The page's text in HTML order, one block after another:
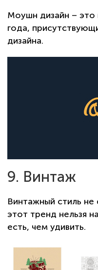
Моушн дизайн – это
года,
дизайна.
9. Винтаж
Винтажный стиль не
этот тренд нельзя
есть, чем удивить.